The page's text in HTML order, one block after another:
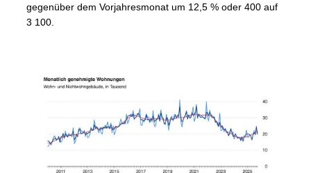
gegenüber dem Vorjahresmonat um 12,5 % oder 400 auf
3 100.